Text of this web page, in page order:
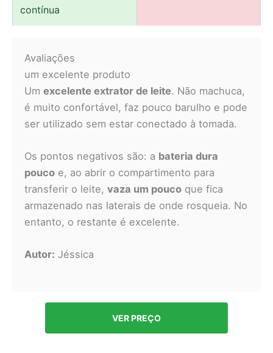
contínua
Avaliações
um excelente produto
Um excelente extrator de leite. Não machuca,
é muito confortável, faz pouco barulho e pode
ser utilizado sem estar conectado à tomada.
Os pontos negativos são: a bateria dura
pouco e, ao abrir o compartimento para
transferir o leite, vaza um pouco que fica
armazenado nas laterais de onde rosqueia. No
entanto, o restante é excelente.
Autor: Jéssica
VER PREÇO